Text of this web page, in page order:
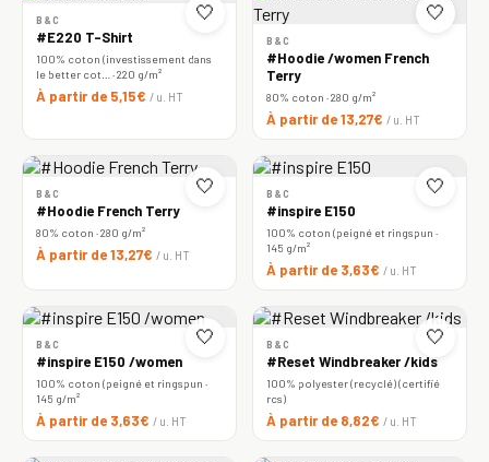
🤍
B&C
#E220 T-Shirt
100% coton (investissement dans
le better cot… · 220 g/m²
À partir de 5,15€ / u. HT
🤍
B&C
#Hoodie /women French
Terry
80% coton · 280 g/m²
À partir de 13,27€ / u. HT
🤍
B&C
#Hoodie French Terry
80% coton · 280 g/m²
À partir de 13,27€ / u. HT
🤍
B&C
#inspire E150
100% coton (peigné et ringspun ·
145 g/m²
À partir de 3,63€ / u. HT
🤍
B&C
#inspire E150 /women
100% coton (peigné et ringspun ·
145 g/m²
À partir de 3,63€ / u. HT
🤍
B&C
#Reset Windbreaker /kids
100% polyester (recyclé) (certifié
rcs)
À partir de 8,82€ / u. HT